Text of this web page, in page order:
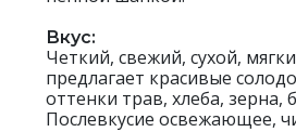
Вкус:
Четкий, свежий, сухой,
предлагает красивые
оттенки трав, хлеба, зерна,
Послевкусие освежающее,